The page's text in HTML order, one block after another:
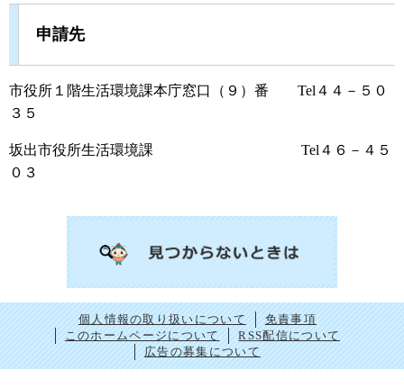
申請先
市役所１階生活環境課本庁窓口（９）番 Tel４４－５０
３５
坂出市役所生活環境課 Tel４６－４５
０３
個人情報の取り扱いについて
免責事項
このホームページについて
RSS配信について
広告の募集について